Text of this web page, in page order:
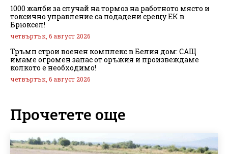
1000 жалби за случай на тормоз на работното място и
токсично управление са подадени срещу ЕК в
Брюксел!
четвъртък, 6 август 2026
Тръмп строи военен комплекс в Белия дом: САЩ
имаме огромен запас от оръжия и произвеждаме
колкото е необходимо!
четвъртък, 6 август 2026
Прочетете още